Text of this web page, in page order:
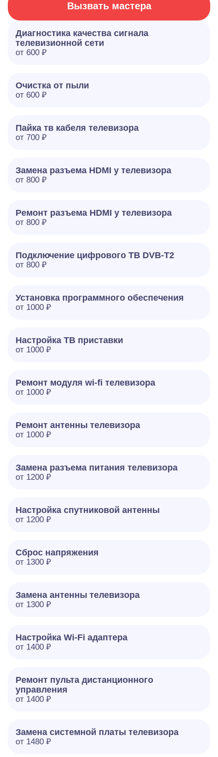
Вызвать мастера
Диагностика качества сигнала
телевизионной сети
от 600 ₽
Очистка от пыли
от 600 ₽
Пайка тв кабеля телевизора
от 700 ₽
Замена разъема HDMI у телевизора
от 800 ₽
Ремонт разъема HDMI у телевизора
от 800 ₽
Подключение цифрового ТВ DVB-T2
от 800 ₽
Установка программного обеспечения
от 1000 ₽
Настройка ТВ приставки
от 1000 ₽
Ремонт модуля wi-fi телевизора
от 1000 ₽
Ремонт антенны телевизора
от 1000 ₽
Замена разъема питания телевизора
от 1200 ₽
Настройка спутниковой антенны
от 1200 ₽
Сброс напряжения
от 1300 ₽
Замена антенны телевизора
от 1300 ₽
Настройка Wi-Fi адаптера
от 1400 ₽
Ремонт пульта дистанционного
управления
от 1400 ₽
Замена системной платы телевизора
от 1480 ₽